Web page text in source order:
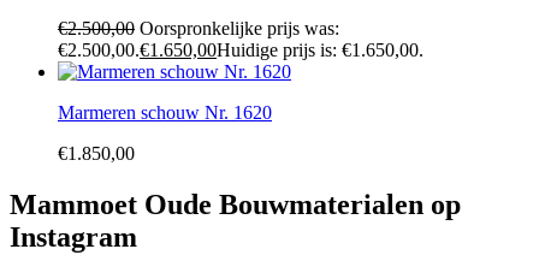
€2.500,00 Oorspronkelijke prijs was:
€2.500,00.€1.650,00Huidige prijs is: €1.650,00.
Marmeren schouw Nr. 1620
€1.850,00
Mammoet Oude Bouwmaterialen op
Instagram